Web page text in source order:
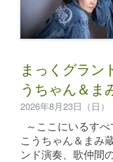
まっくグラ
うちゃん＆ま
2026年8月23日（日）
～ここにいる
こうちゃん＆ま
ンド演奏、歌仲